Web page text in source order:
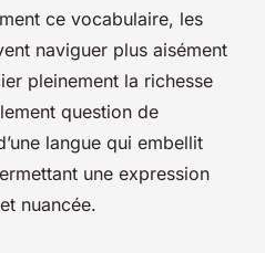
ce vocabulaire, les
naviguer plus aisément
pleinement la richesse
question de
langue qui embellit
une expression
nuancée.